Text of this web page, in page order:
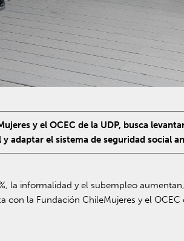
y el OCEC de la UDP, busca
adaptar el sistema de seguridad social
la informalidad y el subempleo
con la Fundación ChileMujeres y el